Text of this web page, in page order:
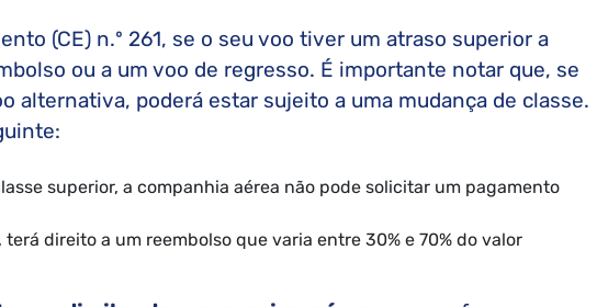
(CE) n.º 261, se o seu voo tiver um atraso superior a
ou a um voo de regresso. É importante notar que, se
alternativa, poderá estar sujeito a uma mudança de classe.
superior, a companhia aérea não pode solicitar um pagamento
direito a um reembolso que varia entre 30% e 70% do valor